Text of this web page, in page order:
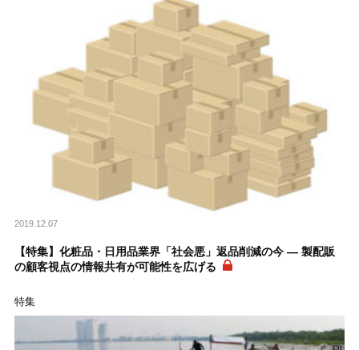
2019.12.07
【特集】化粧品・日用品業界「社会悪」返品削減の今 ― 製配販
の顧客視点の情報共有が可能性を広げる
特集